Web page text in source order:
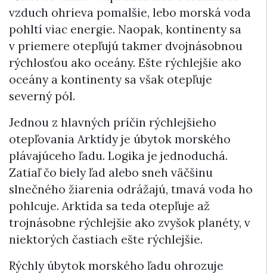
vzduch ohrieva pomalšie, lebo morská voda
pohltí viac energie. Naopak, kontinenty sa
v priemere otepľujú takmer dvojnásobnou
rýchlosťou ako oceány. Ešte rýchlejšie ako
oceány a kontinenty sa však otepľuje
severný pól.
Jednou z hlavných príčin rýchlejšieho
otepľovania Arktídy je úbytok morského
plávajúceho ľadu. Logika je jednoduchá.
Zatiaľ čo biely ľad alebo sneh väčšinu
slnečného žiarenia odrážajú, tmavá voda ho
pohlcuje. Arktída sa teda otepľuje až
trojnásobne rýchlejšie ako zvyšok planéty, v
niektorých častiach ešte rýchlejšie.
Rýchly úbytok morského ľadu ohrozuje